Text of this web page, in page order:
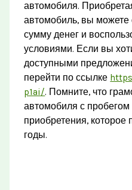
автомобиля.
автомобиль, вы можете
сумму денег и
условиями. Если вы
доступными
перейти по ссылке
p1ai/. Помните, что
автомобиля с
приобретения, которое
годы.